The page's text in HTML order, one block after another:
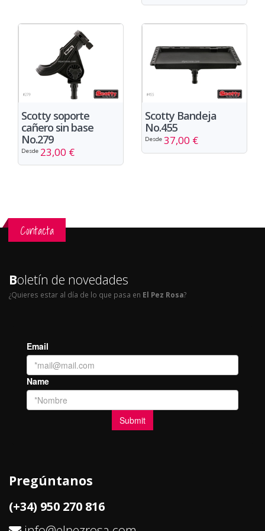
Scotty soporte
cañero sin base
No.279
Desde 23,00 €
Scotty Bandeja
No.455
Desde 37,00 €
Contacta
Boletín de novedades
¿Quieres estar al día de lo que pasa en El Pez Rosa?
Pregúntanos
(+34) 950 270 816